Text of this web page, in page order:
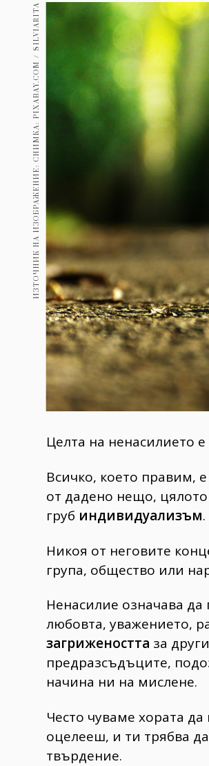
Пътувай 237
Здраве 389
Gentlemen
Wellness
ПОСЛЕДВАЙТЕ
НИ
ИЗТОЧНИК НА ИЗОБРАЖЕНИЕ: СНИМКА: PIXABAY.COM / SILVIARITA
Целта на ненасилието
Всичко, което правим,
от дадено нещо,
груб индивидуализъм.
Никоя от неговите
група, общество или
Ненасилие означава
любовта, уважението,
загрижеността за
предразсъдъците,
начина ни на мислене.
Често чуваме хората да
оцелееш, и ти трябва
твърдение.